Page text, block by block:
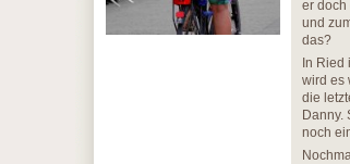
er doch
und
das?
In
wird es
die
Danny.
noch